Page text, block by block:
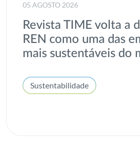
05 AGOSTO 2026
Revista TIME volta a
REN como uma das
mais sustentáveis do
Sustentabilidade